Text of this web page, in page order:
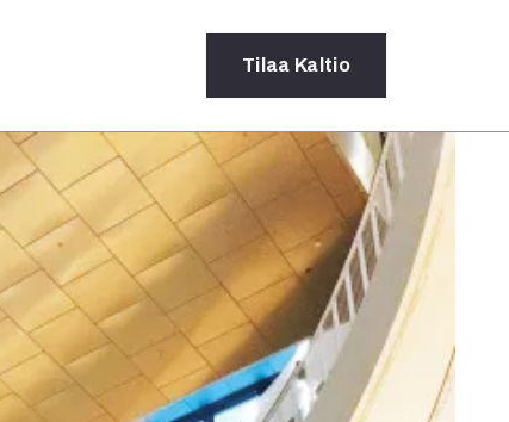
Tilaa Kaltio